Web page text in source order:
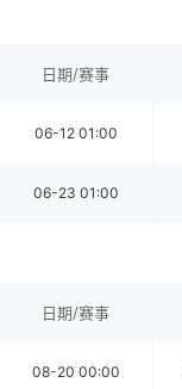
日期/赛事
06-12 01:00
06-23 01:00
日期/赛事
08-20 00:00